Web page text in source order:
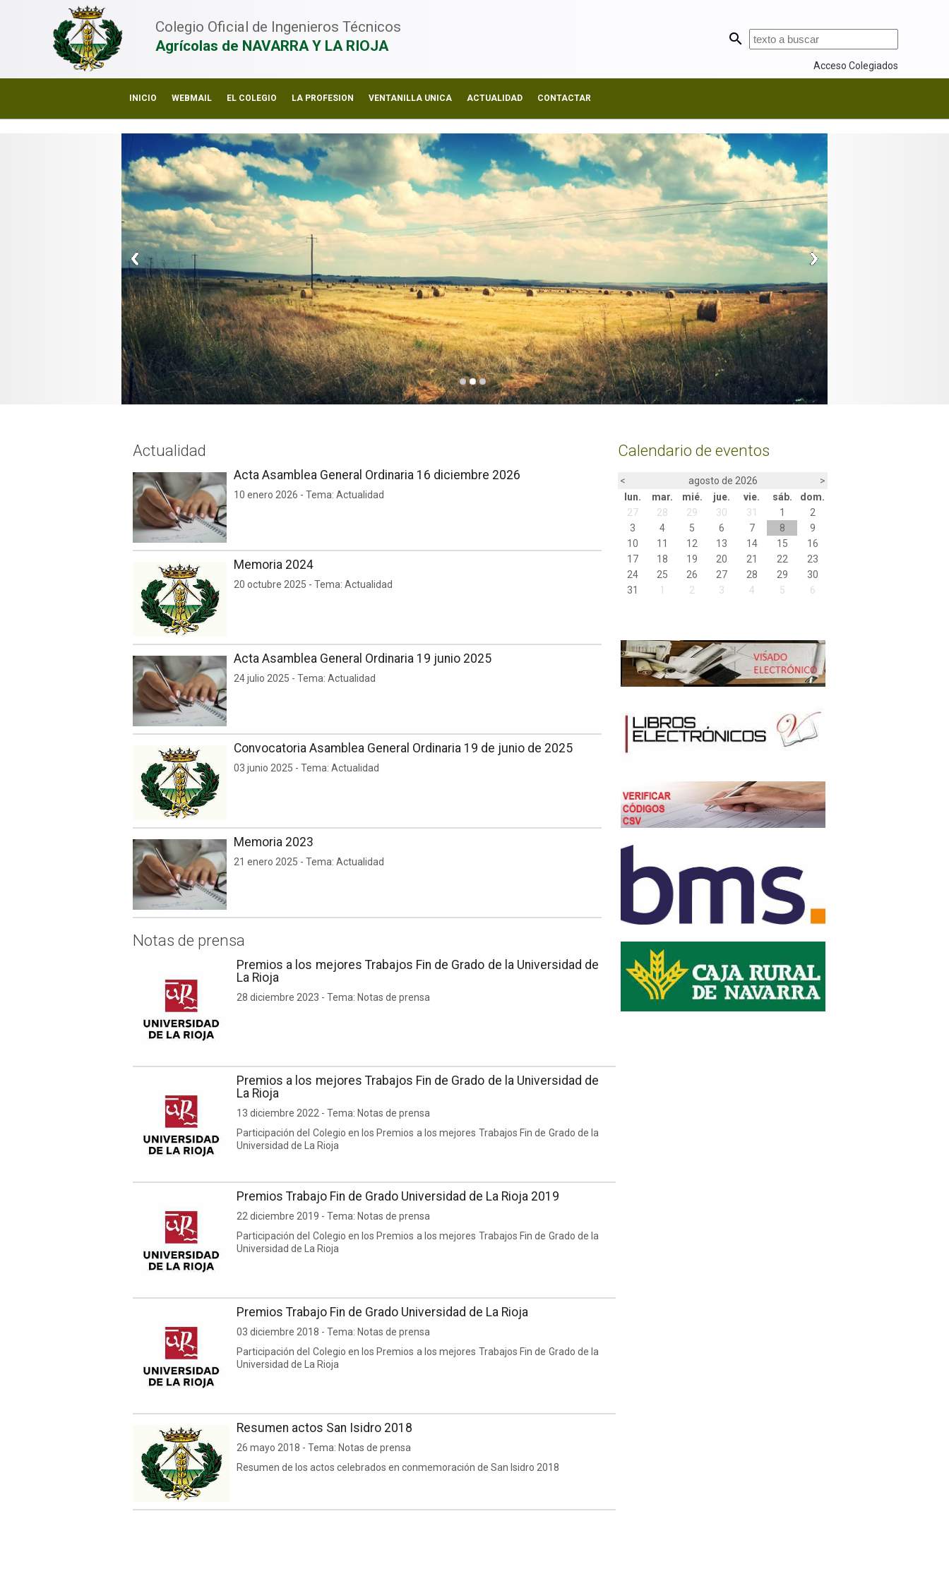
Colegio Oficial de Ingenieros Técnicos
Agrícolas de NAVARRA Y LA RIOJA
Acceso Colegiados
INICIO WEBMAIL EL COLEGIO LA PROFESION VENTANILLA UNICA ACTUALIDAD CONTACTAR
Actualidad
Acta Asamblea General Ordinaria 16 diciembre 2026
10 enero 2026 - Tema: Actualidad
Memoria 2024
20 octubre 2025 - Tema: Actualidad
Acta Asamblea General Ordinaria 19 junio 2025
24 julio 2025 - Tema: Actualidad
Convocatoria Asamblea General Ordinaria 19 de junio de 2025
03 junio 2025 - Tema: Actualidad
Memoria 2023
21 enero 2025 - Tema: Actualidad
Notas de prensa
Premios a los mejores Trabajos Fin de Grado de la Universidad de
La Rioja
28 diciembre 2023 - Tema: Notas de prensa
Premios a los mejores Trabajos Fin de Grado de la Universidad de
La Rioja
13 diciembre 2022 - Tema: Notas de prensa
Participación del Colegio en los Premios a los mejores Trabajos Fin de Grado de la
Universidad de La Rioja
Premios Trabajo Fin de Grado Universidad de La Rioja 2019
22 diciembre 2019 - Tema: Notas de prensa
Participación del Colegio en los Premios a los mejores Trabajos Fin de Grado de la
Universidad de La Rioja
Premios Trabajo Fin de Grado Universidad de La Rioja
03 diciembre 2018 - Tema: Notas de prensa
Participación del Colegio en los Premios a los mejores Trabajos Fin de Grado de la
Universidad de La Rioja
Resumen actos San Isidro 2018
26 mayo 2018 - Tema: Notas de prensa
Resumen de los actos celebrados en conmemoración de San Isidro 2018
Calendario de eventos
< agosto de 2026
>
lun.
mar. mié. jue. vie. sáb.
dom.
27
28 29 30 31 1
2
3
4 5 6 7 8
9
10
11 12 13 14 15
16
17
18 19 20 21 22
23
24
25 26 27 28 29
30
31
1 2 3 4 5 6